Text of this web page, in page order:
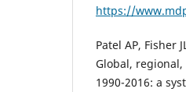
https://
Patel AP, Fisher
Global,
1990-2016: a